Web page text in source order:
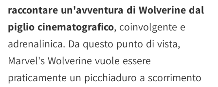
raccontare un'avventura di Wolverine dal
piglio cinematografico, coinvolgente e
adrenalinica. Da questo punto di vista,
Marvel's Wolverine vuole essere
praticamente un picchiaduro a scorrimento